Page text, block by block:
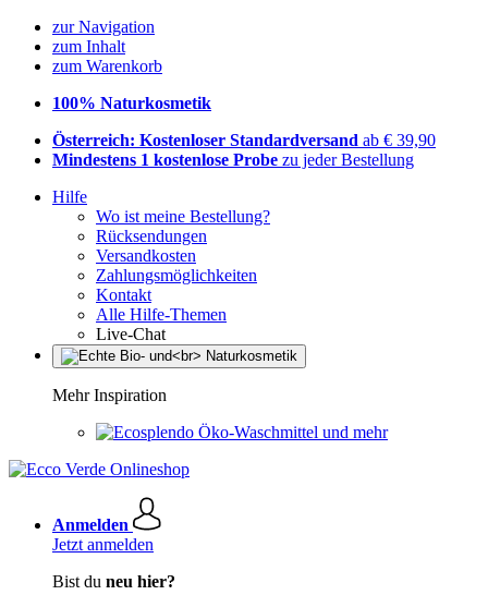
zur Navigation
zum Inhalt
zum Warenkorb
100% Naturkosmetik
Österreich: Kostenloser Standardversand ab € 39,90
Mindestens 1 kostenlose Probe zu jeder Bestellung
Hilfe
Wo ist meine Bestellung?
Rücksendungen
Versandkosten
Zahlungsmöglichkeiten
Kontakt
Alle Hilfe-Themen
Live-Chat
Mehr Inspiration
Öko-Waschmittel und mehr
Anmelden
Jetzt anmelden
Bist du neu hier?